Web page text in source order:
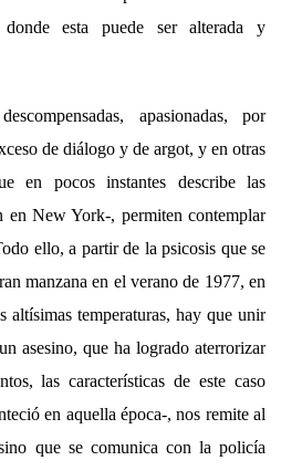
esta puede ser alterada y
apasionadas, por
de diálogo y de argot, y en otras
en pocos instantes describe las
en New York-, permiten contemplar
ello, a partir de la psicosis que se
manzana en el verano de 1977, en
altísimas temperaturas, hay que unir
asesino, que ha logrado aterrorizar
las características de este caso
en aquella época-, nos remite al
que se comunica con la policía